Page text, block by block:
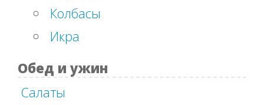
Колбасы
Икра
Обед и ужин
Салаты